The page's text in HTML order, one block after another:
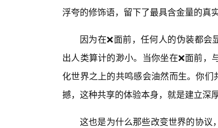
浮夸的修饰语，留下了最具含金量的真
因为在❌面前，任何人的伪装都
出人类算计的渺小。当你坐在❌面前
化世界之上的共鸣感会油然而生。你
撼，这种共享的体验本身，就是建立深
这也是为什么那些改变世界的协议